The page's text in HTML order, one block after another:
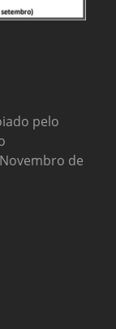
pelo
de